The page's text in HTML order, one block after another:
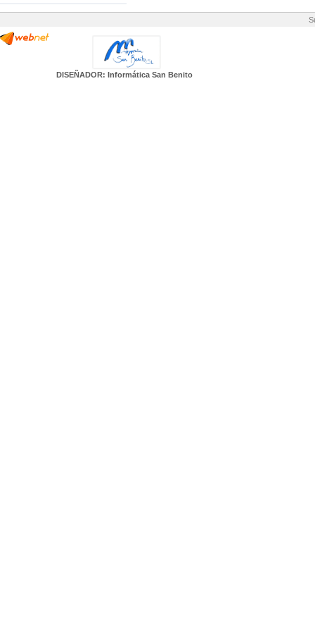
DISEÑADOR: Informática San Benito